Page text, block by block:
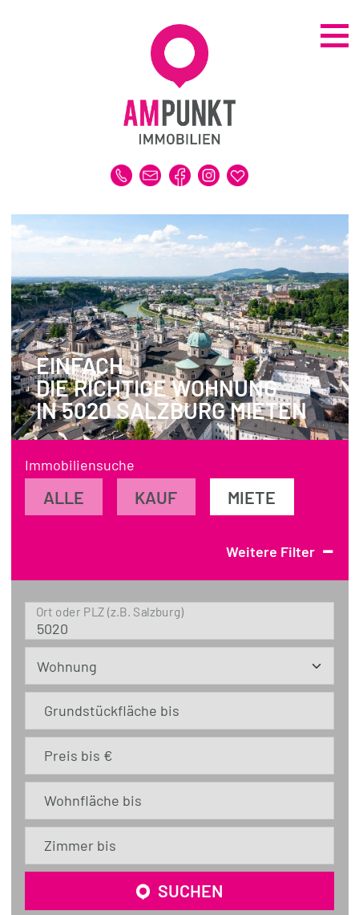
ALLE IMMOBILIEN
GEWERBE
DUBAI-IMMOBILIEN
REFERENZEN
MERKLISTE
VERKAUFEN | VERMIETEN
IMMOBILIENBEWERTUNG
REFERENZEN
ÜBER UNS
FÜR KÄUFER
FÜR VERKÄUFER
EINFACH
DIE RICHTIGE WOHNUNG
IN 5020 SALZBURG MIETEN
Immobiliensuche
ALLE KAUF MIETE
Weitere Filter -
Ort oder PLZ (z.B. Salzburg)
Grundstückfläche bis
Preis bis €
Wohnfläche bis
Zimmer bis
SUCHEN